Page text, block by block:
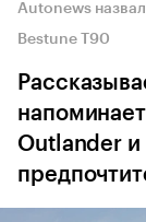
Autonews
Bestune T90
Outlander и